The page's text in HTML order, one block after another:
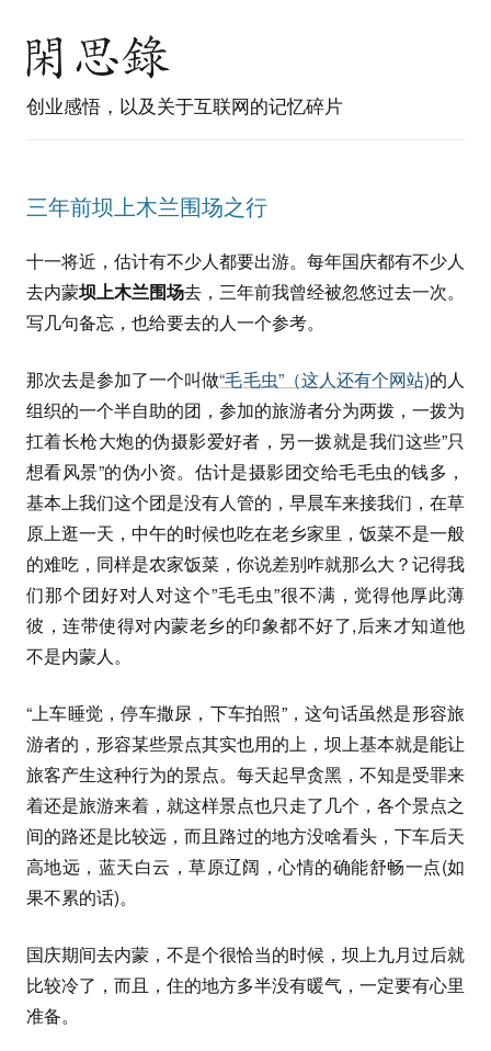
创业感悟，以及关于互联网的记忆碎片
三年前坝上木兰围场之行
十一将近，估计有不少人都要出游。每年国庆都有不少人
去内蒙坝上木兰围场去，三年前我曾经被忽悠过去一次。
写几句备忘，也给要去的人一个参考。
那次去是参加了一个叫做“毛毛虫”（这人还有个网站)的人
组织的一个半自助的团，参加的旅游者分为两拨，一拨为
扛着长枪大炮的伪摄影爱好者，另一拨就是我们这些”只
想看风景”的伪小资。估计是摄影团交给毛毛虫的钱多，
基本上我们这个团是没有人管的，早晨车来接我们，在草
原上逛一天，中午的时候也吃在老乡家里，饭菜不是一般
的难吃，同样是农家饭菜，你说差别咋就那么大？记得我
们那个团好对人对这个”毛毛虫”很不满，觉得他厚此薄
彼，连带使得对内蒙老乡的印象都不好了,后来才知道他
不是内蒙人。
“上车睡觉，停车撒尿，下车拍照”，这句话虽然是形容旅
游者的，形容某些景点其实也用的上，坝上基本就是能让
旅客产生这种行为的景点。每天起早贪黑，不知是受罪来
着还是旅游来着，就这样景点也只走了几个，各个景点之
间的路还是比较远，而且路过的地方没啥看头，下车后天
高地远，蓝天白云，草原辽阔，心情的确能舒畅一点(如
果不累的话)。
国庆期间去内蒙，不是个很恰当的时候，坝上九月过后就
比较冷了，而且，住的地方多半没有暖气，一定要有心里
准备。